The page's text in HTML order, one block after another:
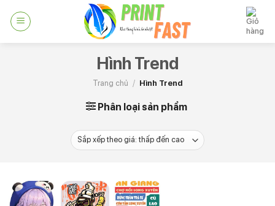
Hình Trend
Trang chủ / Hình Trend
Phân loại sản phẩm